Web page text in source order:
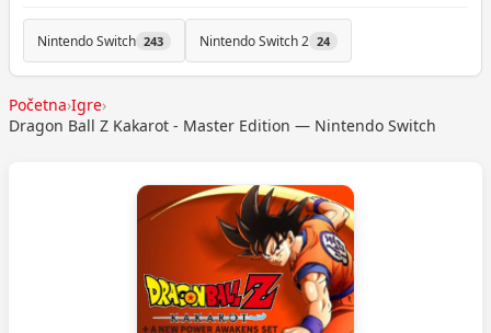
Nintendo Switch 243 Nintendo Switch 2 24
Početna›Igre›
Dragon Ball Z Kakarot - Master Edition — Nintendo Switch